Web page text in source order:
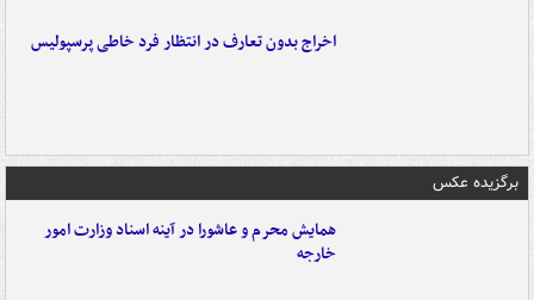
اخراج بدون تعارف در انتظار فرد خاطی پرسپولیس
برگزیده عکس
همایش محرم و عاشورا در آینه اسناد وزارت امور
خارجه